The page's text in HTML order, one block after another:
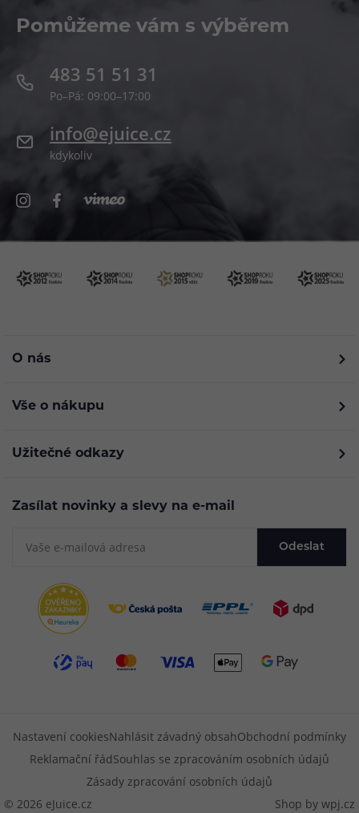
Pomůžeme vám s výběrem
483 51 51 31
Po–Pá: 09:00–17:00
info@ejuice.cz
kdykoliv
O nás
Vše o nákupu
Užitečné odkazy
Zasílat novinky a slevy na e-mail
Odeslat
© 2026 eJuice.cz
Nastavení cookiesNahlásit závadný obsahObchodní podmínky
Reklamační řádSouhlas se zpracováním osobních údajů
Zásady zpracování osobních údajů
Shop by wpj.cz